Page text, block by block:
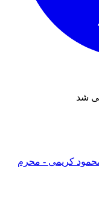
شد
کریمی - محرم